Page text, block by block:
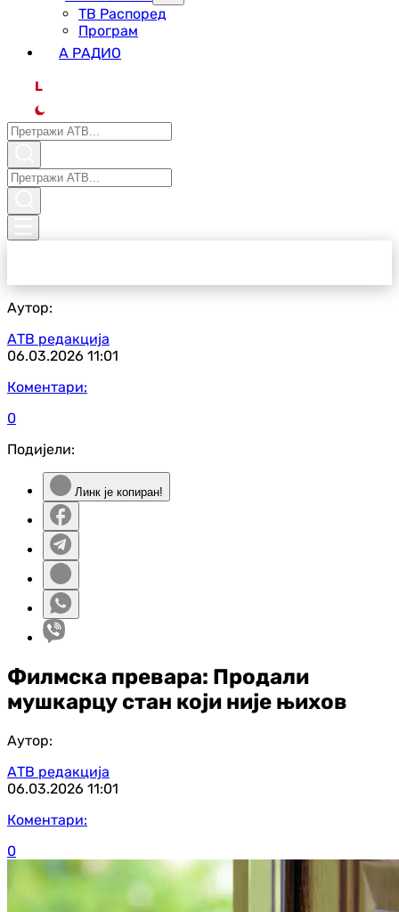
ТВ Распоред
Програм
А РАДИО
L
Аутор:
АТВ редакција
06.03.2026 11:01
Коментари:
0
Подијели:
Линк је копиран!
Филмска превара: Продали
мушкарцу стан који није њихов
Аутор:
АТВ редакција
06.03.2026 11:01
Коментари:
0